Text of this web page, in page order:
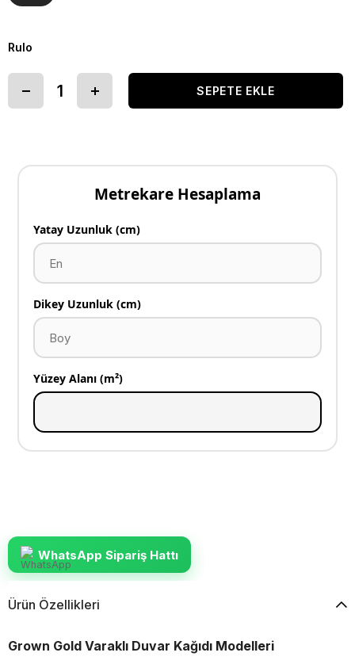
Rulo
Metrekare Hesaplama
Yatay Uzunluk (cm)
Dikey Uzunluk (cm)
Yüzey Alanı (m²)
WhatsApp Sipariş Hattı
Ürün Özellikleri
Grown Gold Varaklı Duvar Kağıdı Modelleri